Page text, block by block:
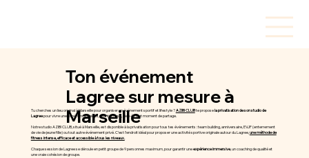
Ton événement
Lagree sur mesure à
Marseille
Tu cherches un lieu original à Marseille pour organiser un événement sportif et lifestyle ?AZIBI CLUBte proposela privatisation de son studio de
Lagreepour vivre une expérience unique, alliant fitness, bien-être et moment de partage.
Notre studio AZIBI CLUB, situé à Marseille, est disponible à la privatisation pour tous tes événements : team building, anniversaire, EVJF (enterrement
de vie de jeune fille) ou tout autre événement privé. C’est l’endroit idéal pour proposer une activité sportive originale autour du Lagree,une méthode de
fitness intense, efficace et accessible à tous les niveaux.
Chaque session de Lagree se déroule en petit groupe de 9 personnes maximum, pour garantir uneexpérience immersive, un coaching de qualité et
une vraie cohésion de groupe.